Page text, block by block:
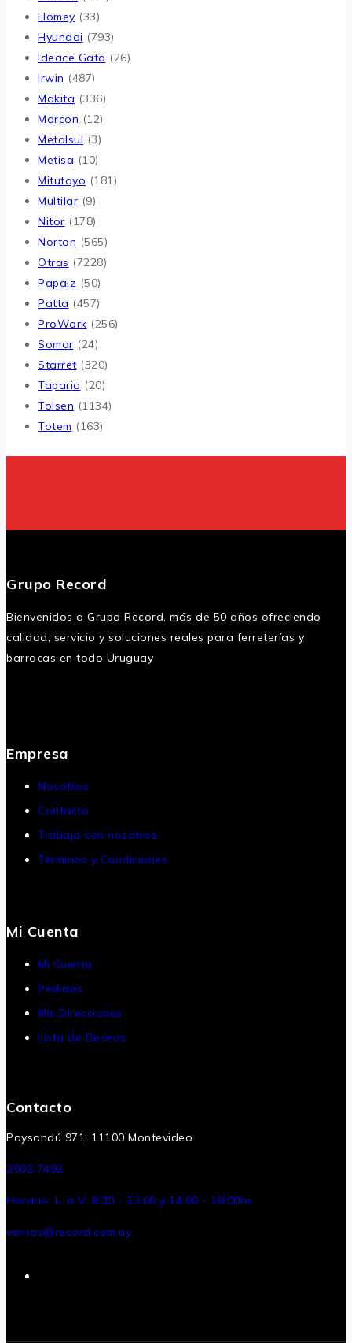
Homey (33)
Hyundai (793)
Ideace Gato (26)
Irwin (487)
Makita (336)
Marcon (12)
Metalsul (3)
Metisa (10)
Mitutoyo (181)
Multilar (9)
Nitor (178)
Norton (565)
Otras (7228)
Papaiz (50)
Patta (457)
ProWork (256)
Somar (24)
Starret (320)
Taparia (20)
Tolsen (1134)
Totem (163)
Grupo Record
Bienvenidos a Grupo Record, más de 50 años ofreciendo
calidad, servicio y soluciones reales para ferreterías y
barracas en todo Uruguay
Empresa
Nosotros
Contacto
Trabaja con nosotros
Términos y Condiciones
Mi Cuenta
Mi Cuenta
Pedidos
Mis Direcciones
Lista de Deseos
Contacto
Paysandú 971, 11100 Montevideo
2902 7492
Horario: L. a V. 8:30 - 13:00 y 14:00 - 18:00hs
ventas@record.com.uy